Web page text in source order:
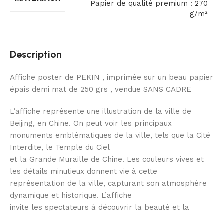
Papier de qualité premium : 270
g/m²
Description
Affiche poster de PEKIN , imprimée sur un beau papier
épais demi mat de 250 grs , vendue SANS CADRE
L’affiche représente une illustration de la ville de
Beijing, en Chine. On peut voir les principaux
monuments emblématiques de la ville, tels que la Cité
Interdite, le Temple du Ciel
et la Grande Muraille de Chine. Les couleurs vives et
les détails minutieux donnent vie à cette
représentation de la ville, capturant son atmosphère
dynamique et historique. L’affiche
invite les spectateurs à découvrir la beauté et la